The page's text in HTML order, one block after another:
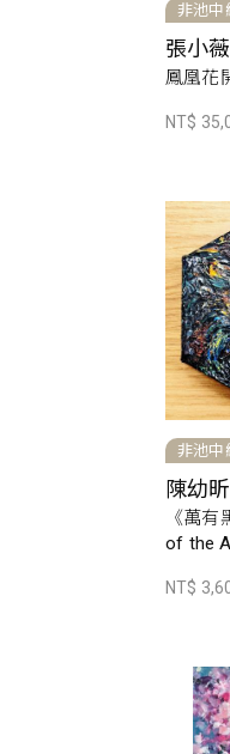
非池中
張小薇
鳳凰花
NT$
非池中
陳幼昕
《萬
of the
NT$